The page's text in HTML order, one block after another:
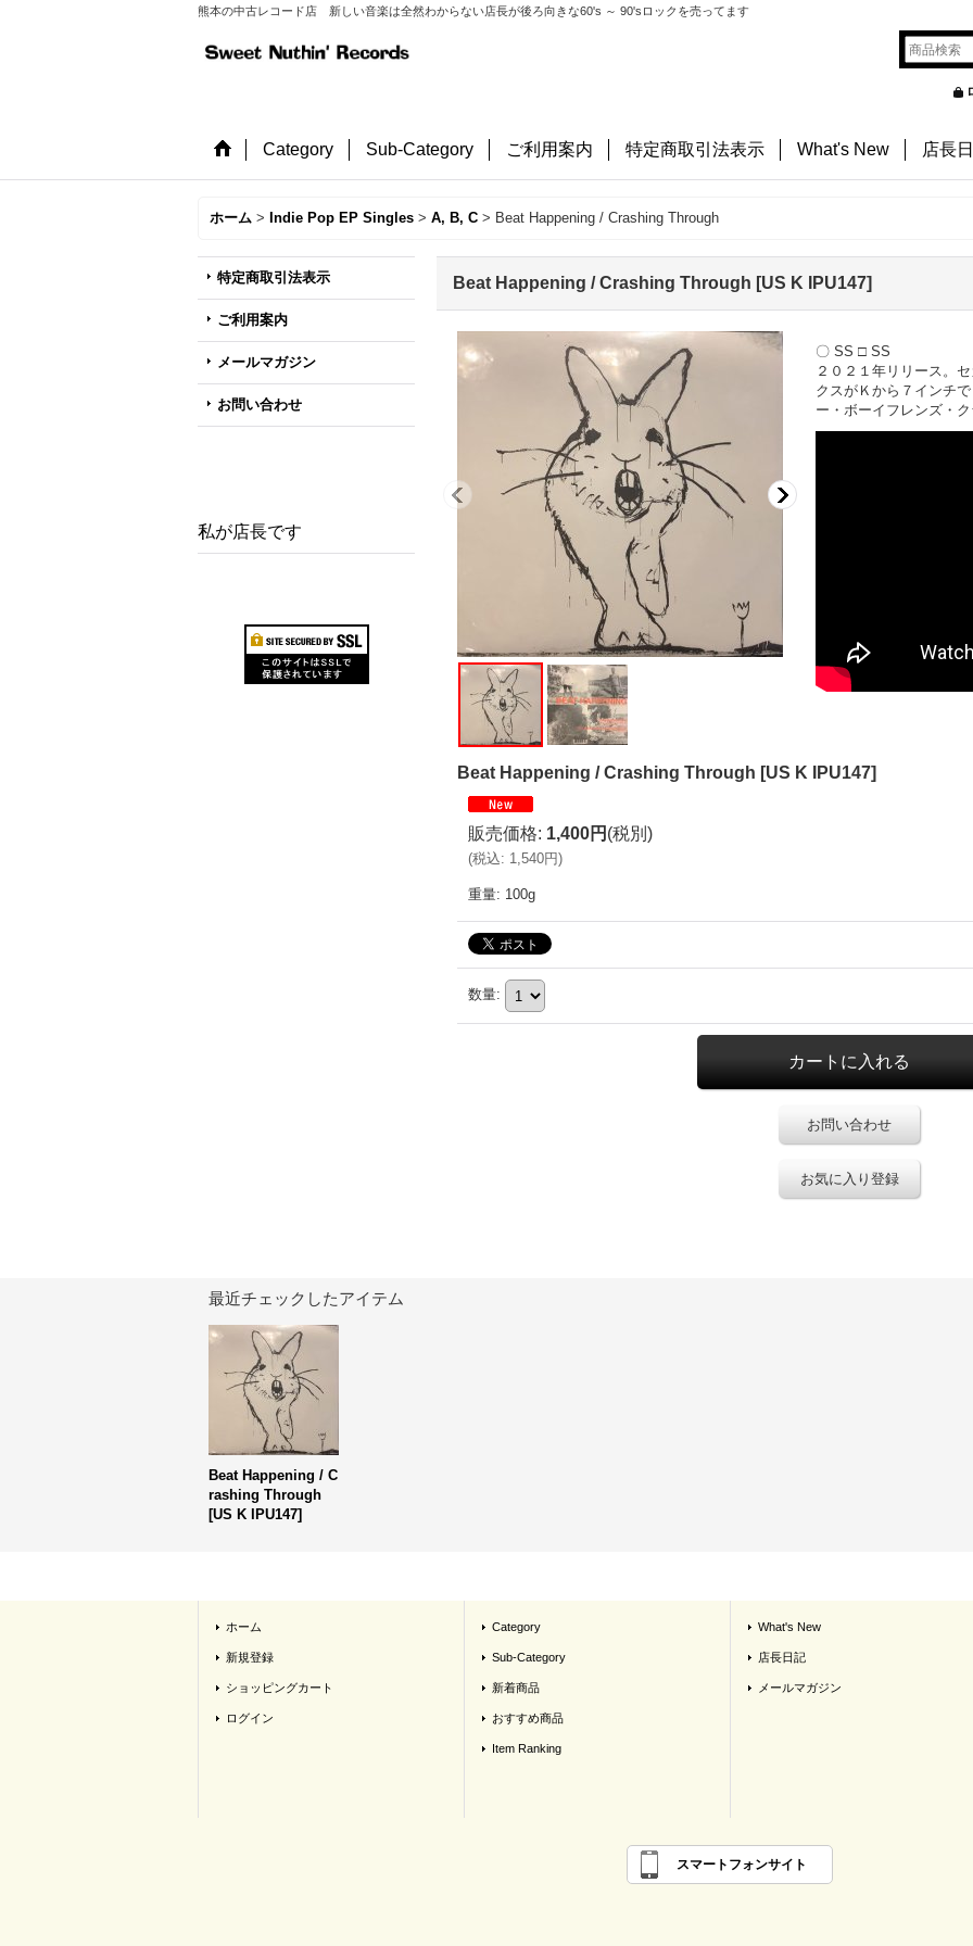
熊本の中古レコード店 新しい音楽は全然わからない店長が後ろ向きな60's ～ 90'sロックを売ってます
Category Sub-Category ご利用案内 特定商取引法表示 What's New 店長
ホーム > Indie Pop EP Singles > A, B, C > Beat Happening / Crashing Through
特定商取引法表示
ご利用案内
メールマガジン
お問い合わせ
私が店長です
Beat Happening / Crashing Through [US K IPU147]
〇 SS □ SS
２０２１年リリース。
クスがＫから７インチ
ー・ボーイフレンズ・
Beat Happening / Crashing Through [US K IPU147]
販売価格: 1,400円 (税別)
(税込: 1,540円)
重量: 100g
数量:
お問い合わせ
お気に入り登録
最近チェックしたアイテム
Beat Happening / C
rashing Through
[US K IPU147]
ホーム
新規登録
ショッピングカート
ログイン
Category
Sub-Category
新着商品
おすすめ商品
Item Ranking
What's New
店長日記
メールマガジン
スマートフォンサイト